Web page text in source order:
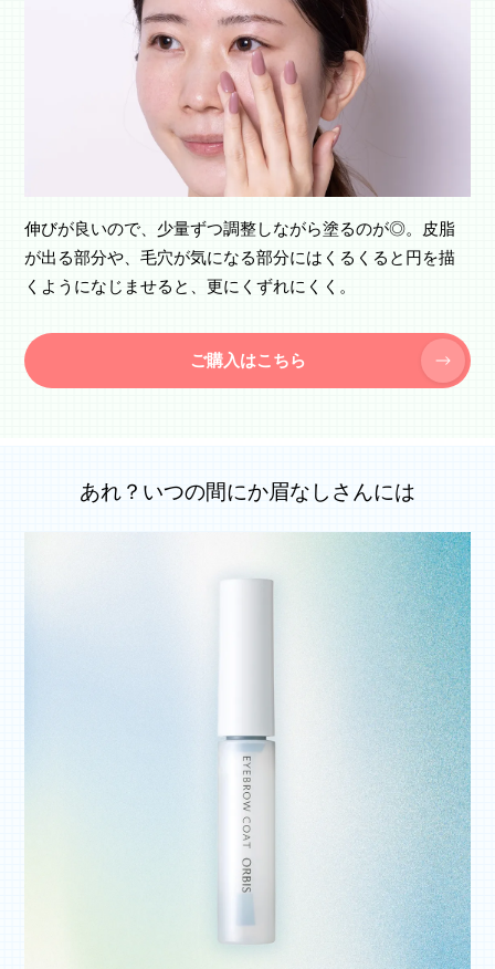
伸びが良いので、少量ずつ調整しながら塗るのが◎。皮脂
が出る部分や、毛穴が気になる部分にはくるくると円を描
くようになじませると、更にくずれにくく。
ご購入はこちら
あれ？いつの間にか眉なしさんには